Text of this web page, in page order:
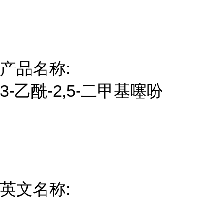
产品名称:
3-乙酰-2,5-二甲基噻吩
英文名称: